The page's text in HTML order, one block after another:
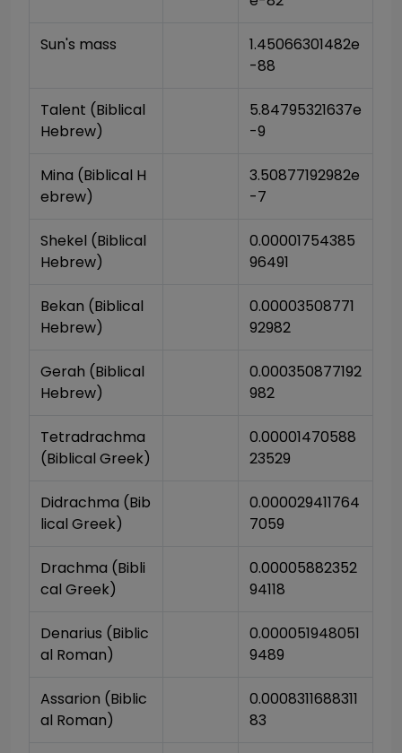
Sun's mass
1.45066301482e
-88
Talent (Biblical
Hebrew)
5.84795321637e
-9
Mina (Biblical H
ebrew)
3.50877192982e
-7
Shekel (Biblical
Hebrew)
0.00001754385
96491
Bekan (Biblical
Hebrew)
0.00003508771
92982
Gerah (Biblical
Hebrew)
0.000350877192
982
Tetradrachma
(Biblical Greek)
0.00001470588
23529
Didrachma (Bib
lical Greek)
0.000029411764
7059
Drachma (Bibli
cal Greek)
0.00005882352
94118
Denarius (Biblic
al Roman)
0.000051948051
9489
Assarion (Biblic
al Roman)
0.0008311688311
83